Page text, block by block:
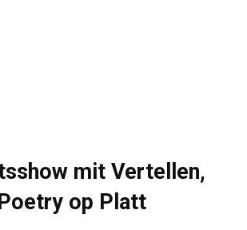
mit Vertellen,
op Platt